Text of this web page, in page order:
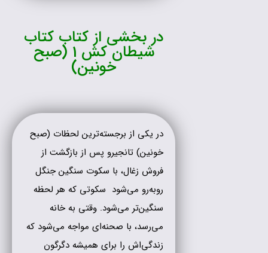
در بخشی از کتاب کتاب
شیطان کش 1 (صبح
خونین)
در یکی از برجسته‌ترین لحظات (صبح
خونین) تانجیرو پس از بازگشت از
فروش زغال، با سکوت سنگین جنگل
روبه‌رو می‌شود سکوتی که هر لحظه
سنگین‌تر می‌شود. وقتی به خانه
می‌رسد، با صحنه‌ای مواجه می‌شود که
زندگی‌اش را برای همیشه دگرگون